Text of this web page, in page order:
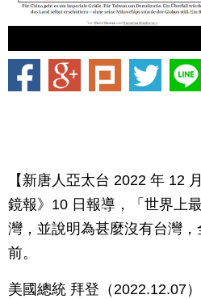
【新唐人亞太台 2022 年 12
鏡報》10 日報導，「世界上
灣，並說明為甚麼沒有台灣
前。
美國總統 拜登（2022.12.07